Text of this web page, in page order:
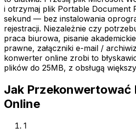
i otrzymaj plik Portable Document
sekund — bez instalowania
rejestracji. Niezależnie czy
praca biurowa, pisanie
prawne, załączniki e-mail /
konwerter online zrobi to
plików do 25MB, z obsługą
Jak Przekonwertować
Online
1